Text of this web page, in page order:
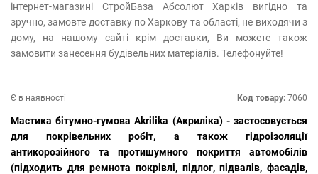
інтернет-магазині СтройБаза Абсолют Харків вигідно та
зручно, замовте доставку по Харкову та області, не виходячи з
дому, на нашому сайті крім доставки, Ви можете також
замовити занесення будівельних матеріалів. Телефонуйте!
Є в наявності Код товару: 7060
Мастика бітумно-гумова Akrilika (Акриліка) - застосовується
для покрівельних робіт, а також гідроізоляції
антикорозійного та протишумного покриття автомобілів
(підходить для ремнота покрівлі, підлог, підвалів, фасадів,